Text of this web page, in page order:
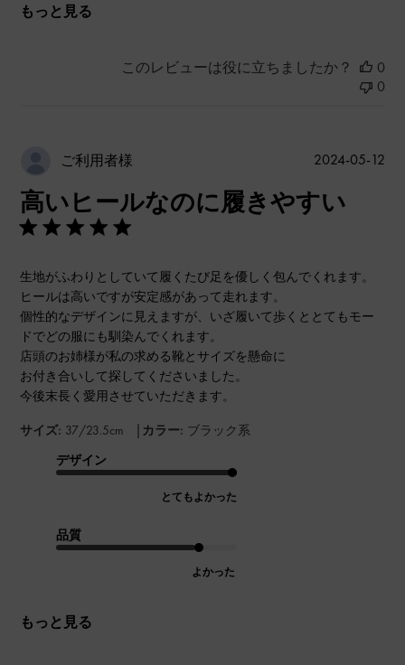
もっと見る
このレビューは役に立ちましたか？
0
0
ご利用者様
高いヒールなのに履きやすい
生地がふわりとしていて履くたび足を優しく包んでくれます。
ヒールは高いですが安定感があって走れます。
個性的なデザインに見えますが、いざ履いて歩くととてもモー
ドでどの服にも馴染んでくれます。
店頭のお姉様が私の求める靴とサイズを懸命に
お付き合いして探してくださいました。
今後末長く愛用させていただきます。
サイズ: 37/23.5cm | カラー: ブラック系
デザイン
とてもよかった
品質
よかった
もっと見る
公
2024-05-12